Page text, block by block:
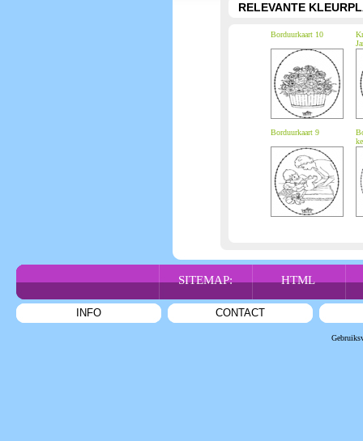
RELEVANTE
Borduurkaart 10
Borduurkaart 9
SITEMAP: HTML
INFO CONTACT